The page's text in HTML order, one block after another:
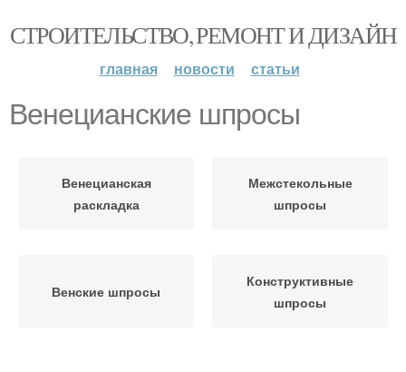
СТРОИТЕЛЬСТВО, РЕМОНТ И ДИЗАЙН
главная новости статьи
Венецианские шпросы
Венецианская
раскладка
Межстекольные
шпросы
Венские шпросы
Конструктивные
шпросы